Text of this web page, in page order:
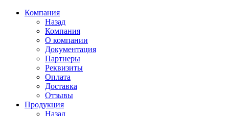
Компания
Назад
Компания
О компании
Документация
Партнеры
Реквизиты
Оплата
Доставка
Отзывы
Продукция
Назад